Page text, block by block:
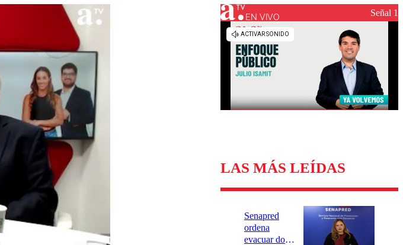
Universidad de Chile
Sustentabilidad
EN VIVO Señal 1
LAS MÁS LEÍDAS
Senapred
ordena
evacuar dos